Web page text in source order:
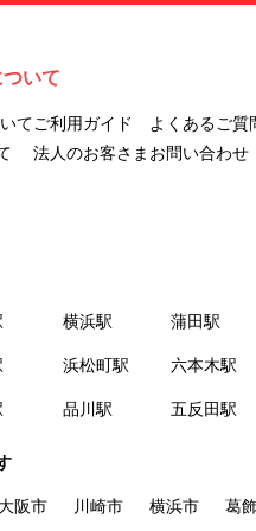
３.「本サイト」とは、当社が運
トを意味します。
４.「物件」とは、本サイトに掲
す。
７.「本会員制度」とは、会員に
８.「本規約等」とは、本規約、
ョン注文書を意味します。
９.「契約期間開始日」とは、定
いて
てご利用ガイド
法人のお客さま
よくあるご質
お問い合わせ
横浜駅 蒲田駅
浜松町駅 六本木駅
品川駅 五反田駅
阪市 川崎市 横浜市 葛